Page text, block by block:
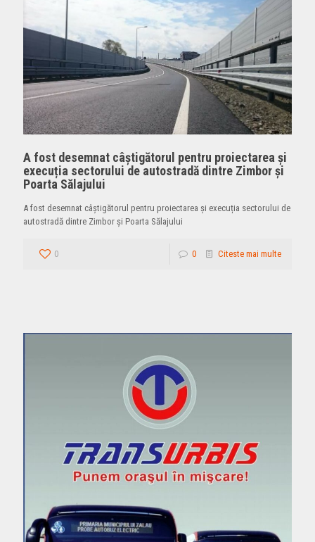
A fost desemnat câștigătorul pentru proiectarea și
execuția sectorului de autostradă dintre Zimbor și
Poarta Sălajului
A fost desemnat câștigătorul pentru proiectarea și execuția sectorului de
autostradă dintre Zimbor și Poarta Sălajului
0 0 Citeste mai multe